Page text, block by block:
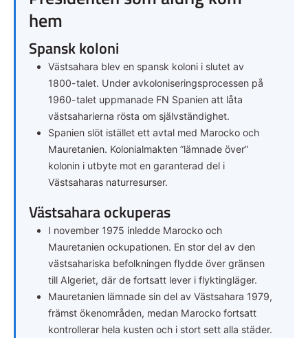
hem
Spansk koloni
Västsahara blev en spansk koloni i slutet av
1800-talet. Under avkoloniseringsprocessen på
1960-talet uppmanade FN Spanien att låta
västsaharierna rösta om självständighet.
Spanien slöt istället ett avtal med Marocko och
Mauretanien. Kolonialmakten ”lämnade över”
kolonin i utbyte mot en garanterad del i
Västsaharas naturresurser.
Västsahara ockuperas
I november 1975 inledde Marocko och
Mauretanien ockupationen. En stor del av den
västsahariska befolkningen flydde över gränsen
till Algeriet, där de fortsatt lever i flyktingläger.
Mauretanien lämnade sin del av Västsahara 1979,
främst ökenområden, medan Marocko fortsatt
kontrollerar hela kusten och i stort sett alla städer.